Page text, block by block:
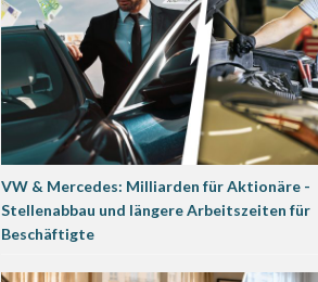
VW & Mercedes: Milliarden für Aktionäre -
Stellenabbau und längere Arbeitszeiten für
Beschäftigte